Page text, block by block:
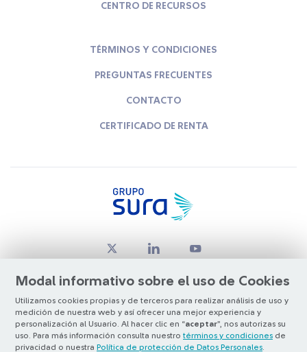
Modal informativo sobre el uso de Cookies
Utilizamos cookies propias y de terceros para realizar análisis de uso y
medición de nuestra web y así ofrecer una mejor experiencia y
personalización al Usuario. Al hacer clic en “aceptar”, nos autorizas su
uso. Para más información consulta nuestro términos y condiciones de
privacidad o nuestra Política de protección de Datos Personales
CENTRO DE RECURSOS
TÉRMINOS Y CONDICIONES
PREGUNTAS FRECUENTES
CONTACTO
CERTIFICADO DE RENTA
© Copyright Grupo SURA 2026